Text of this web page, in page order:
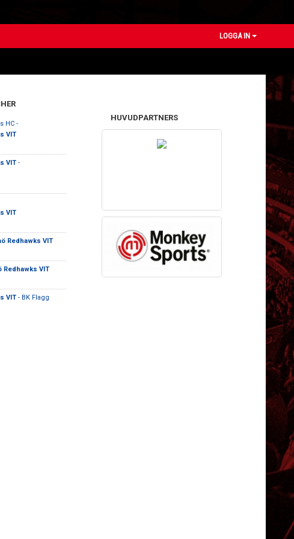
LOGGA IN
HC -
VIT
VIT-
VIT
Redhawks VIT
Redhawks VIT
VIT- BK Flagg
HUVUDPARTNERS